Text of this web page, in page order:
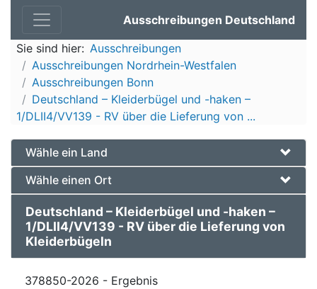
Ausschreibungen Deutschland
Sie sind hier: Ausschreibungen
Ausschreibungen Nordrhein-Westfalen
Ausschreibungen Bonn
Deutschland – Kleiderbügel und -haken –
1/DLII4/VV139 - RV über die Lieferung von ...
Wähle ein Land
Wähle einen Ort
Deutschland – Kleiderbügel und -haken –
1/DLII4/VV139 - RV über die Lieferung von
Kleiderbügeln
378850-2026 - Ergebnis